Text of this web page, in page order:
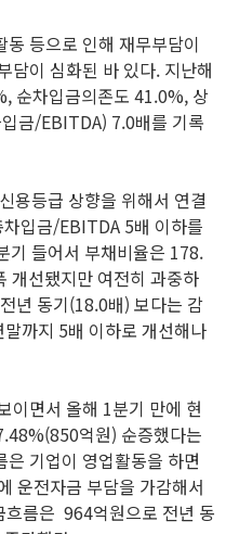
등으로 인해 재무부담이
담이 심화된 바 있다. 지난해
순차입금의존도 41.0%, 상
금/EBITDA) 7.0배를 기록
용등급 상향을 위해서 연결
입금/EBITDA 5배 이하를
기 들어서 부채비율은 178.
개선됐지만 여전히 과중하
년 동기(18.0배) 보다는 감
까지 5배 이하로 개선해나
이면서 올해 1분기 만에 현
억원) 순증했다는
기업이 영업활동을 하면
운전자금 부담을 가감해서
름은 964억원으로 전년 동